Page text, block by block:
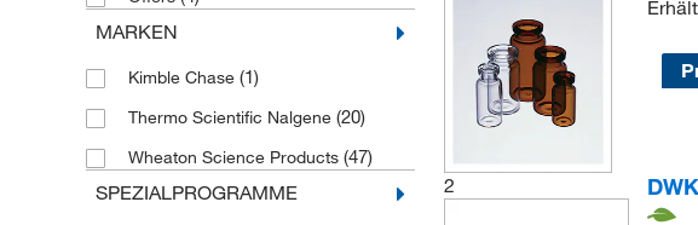
MARKEN
Kimble Chase (1)
Thermo Scientific Nalgene (20)
Wheaton Science Products (47)
SPEZIALPROGRAMME 2